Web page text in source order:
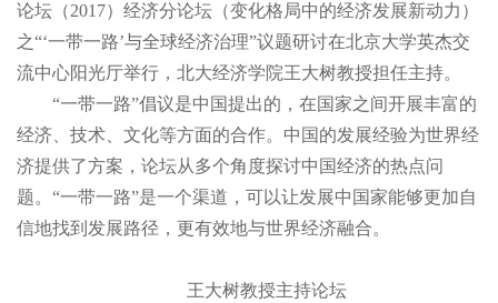
论坛（2017）经济分论坛（变化格局中的经济发展新动力）
之“‘一带一路’与全球经济治理”议题研讨在北京大学英杰交
流中心阳光厅举行，北大经济学院王大树教授担任主持。
“一带一路”倡议是中国提出的，在国家之间开展丰富的
经济、技术、文化等方面的合作。中国的发展经验为世界经
济提供了方案，论坛从多个角度探讨中国经济的热点问
题。“一带一路”是一个渠道，可以让发展中国家能够更加自
信地找到发展路径，更有效地与世界经济融合。
王大树教授主持论坛